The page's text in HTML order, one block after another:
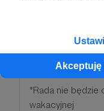
Akceptuję
będziecie
Vuldeorii!
*Rada nie będzie
wakacyjnej